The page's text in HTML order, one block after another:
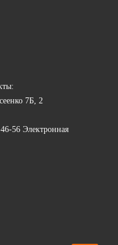
7Б, 2
56 Электронная